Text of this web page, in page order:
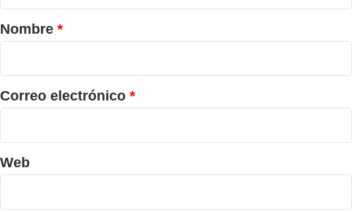
r
i
o
*
Nombre *
Correo electrónico *
Web